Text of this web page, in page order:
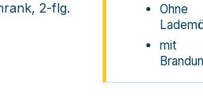
Ohne
mit